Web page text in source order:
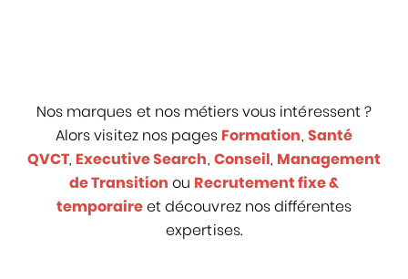
Nos marques et nos métiers vous intéressent ?
Alors visitez nos pages Formation, Santé
QVCT, Executive Search, Conseil, Management
de Transition ou Recrutement fixe &
temporaireet découvrez nos différentes
expertises.